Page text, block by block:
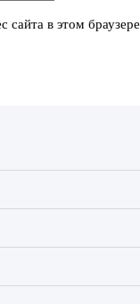
сайта в этом